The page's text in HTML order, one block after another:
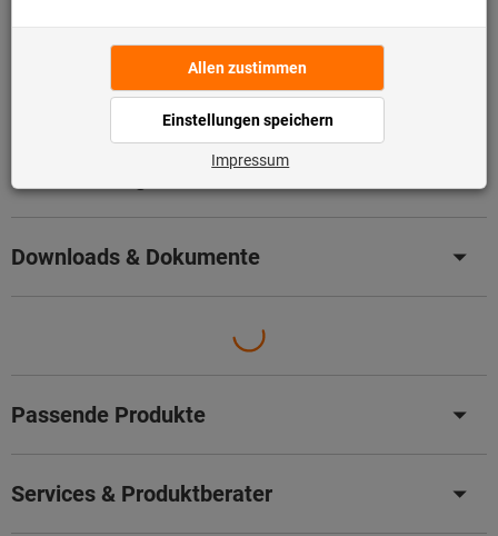
Blätterkatalog
Produktdetails
Beschreibung
Downloads & Dokumente
Passende Produkte
Services & Produktberater